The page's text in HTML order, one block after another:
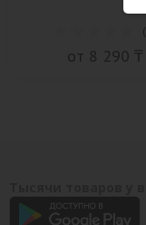
(
от 8 290 ₸